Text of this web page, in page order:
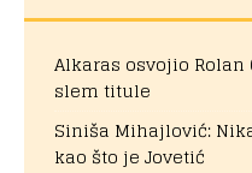
Alkaras osvojio Rolan
slem titule
Siniša Mihajlović:
kao što je Jovetić